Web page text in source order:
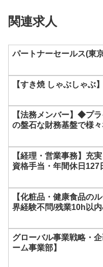
ー
ド
ま
て
さ
。
関連求人
パートナーセールス(東
【すき焼 しゃぶしゃぶ
【法務メンバー】◆プ
の盤石な財務基盤で様
【経理・営業事務】充
資格手当・年間休日127
【化粧品・健康食品の
界経験不問/残業10h以
グローバル事業戦略・
ーム事業部】